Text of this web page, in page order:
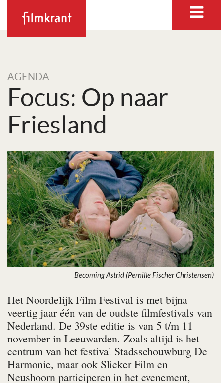
AGENDA
Focus: Op naar
Friesland
Becoming Astrid (Pernille Fischer Christensen)
Het Noordelijk Film Festival is met bijna
veertig jaar één van de oudste filmfestivals van
Nederland. De 39ste editie is van 5 t/m 11
november in Leeuwarden. Zoals altijd is het
centrum van het festival Stadsschouwburg De
Harmonie, maar ook Slieker Film en
Neushoorn participeren in het evenement,